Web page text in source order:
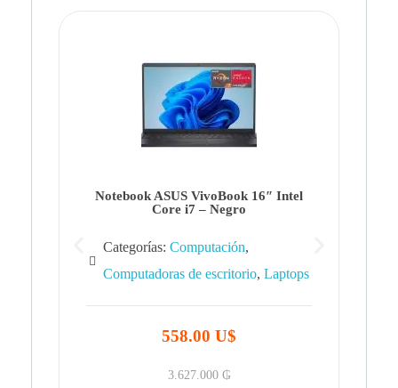
Notebook ASUS VivoBook 16″ Intel
Core i7 – Negro
Categorías: Computación,
Computadoras de escritorio, Laptops
558.00 U$
3.627.000 ₲